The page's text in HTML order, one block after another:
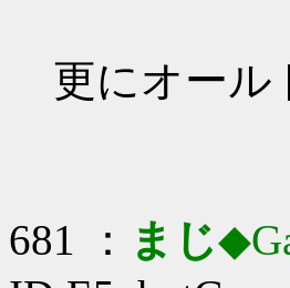
更にオール
681 ： まじ